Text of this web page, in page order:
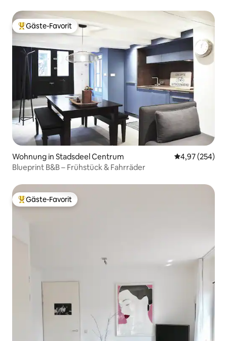
Beliebter Gäste-Favorit.
Gäste-Favorit
Wohnung in Stadsdeel Centrum
4,97 (254)
Blueprint B&B – Frühstück & Fahrräder
Beliebter Gäste-Favorit.
Gäste-Favorit